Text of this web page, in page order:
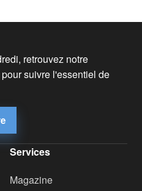
retrouvez notre
suivre l'essentiel de
Services
Magazine